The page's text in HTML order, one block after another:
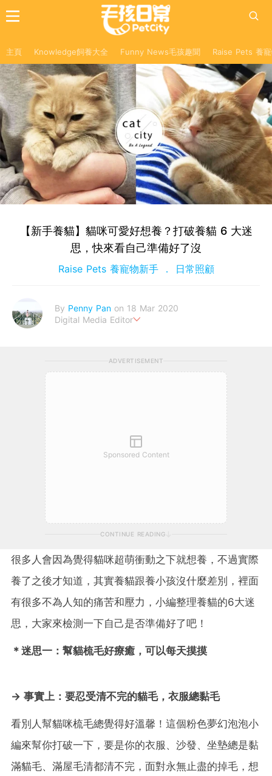
主頁 Knowledge飼養大全 Funny News毛孩趣聞 Raise Pets 養
【新手養貓】貓咪可愛好想養？打破養貓 6 大迷
思，快來看自己準備好了沒
Raise Pets 養寵物新手 日常照顧
By Penny Pan on 18 Mar 2020
Digital Media Editor
ADVERTISEMENT
Sponsored Content
CONTINUE READING
很多人會因為覺得貓咪超萌衝動之下就想養，不過實際
養了之後才知道，其實養貓跟養小孩沒什麼差別，裡面
有很多不為人知的痛苦和壓力，小編整理養貓的6大迷
思，大家來檢測一下自己是否準備好了吧！
＊迷思一：幫貓梳毛好療癒，可以每天摸摸
→ 事實上：要忍受清不完的貓毛，衣服總黏毛
看別人幫貓咪梳毛總覺得好溫馨！這個粉色夢幻泡泡小
編來幫你打破一下，要是你的衣服、沙發、坐墊總是黏
滿貓毛、滿屋毛清都清不完，面對永無止盡的掉毛，想